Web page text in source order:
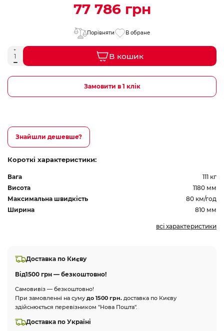
77 786 грн
Порівняти В обране
В кошик
Замовити в 1 клік
Знайшли дешевше?
Короткі характеристики:
Вага
111 кг
Висота
1180 мм
Максимальна швидкість
80 км/год
Ширина
810 мм
всі характеристики
Доставка по Києву
Від1500 грн — безкоштовно!
Самовивіз — безкоштовно!
При замовленні на суму до 1500 грн. доставка по Києву
здійснюється перевізником "Нова Пошта".
Доставка по Україні